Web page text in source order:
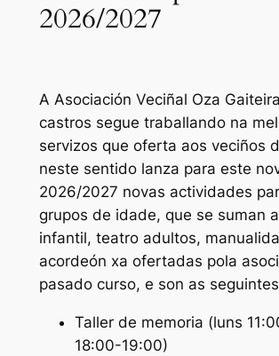
2026/2027
A Asociación Veciñal Oza
castros segue traballando na
servizos que oferta aos veciños
neste sentido lanza para este
2026/2027 novas actividades
grupos de idade, que se suman
infantil, teatro adultos,
acordeón xa ofertadas pola
pasado curso, e son as
Taller de memoria (luns
18:00-19:00)